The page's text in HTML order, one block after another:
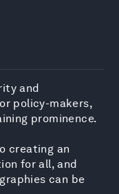
and
policy-makers,
prominence.
creating an
for all, and
can be